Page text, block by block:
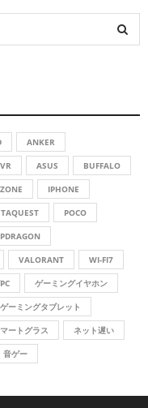
R
ANKER
ASUS BUFFALO
IPHONE
POCO
VALORANT WI-FI7
ゲーミングイヤホン
ゲーミングタブレット
ートグラス ネット遅い
音ゲー